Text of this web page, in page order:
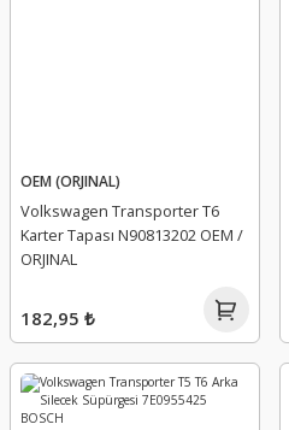
OEM (ORJINAL)
Volkswagen Transporter T6
Karter Tapası N90813202 OEM /
ORJINAL
182,95 ₺